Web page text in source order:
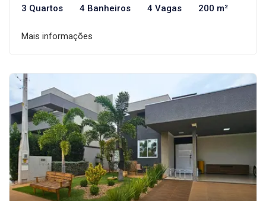
3 Quartos 4 Banheiros 4 Vagas 200 m²
Mais informações